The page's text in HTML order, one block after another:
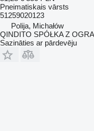
Pneimatiskais vārsts
51259020123
Polija, Michałów
QINDITO SPÓŁKA Z
Sazināties ar pārdevēju